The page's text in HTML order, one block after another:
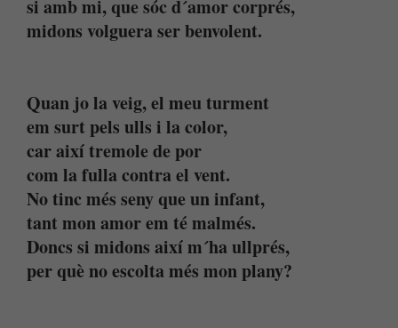
si amb mi, que sóc d´amor corprés,
midons volguera ser benvolent.
Quan jo la veig, el meu turment
em surt pels ulls i la color,
car així tremole de por
com la fulla contra el vent.
No tinc més seny que un infant,
tant mon amor em té malmés.
Doncs si midons així m´ha ullprés,
per què no escolta més mon plany?